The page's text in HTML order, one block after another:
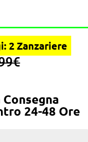
2 Zanzariere
24-48 Ore